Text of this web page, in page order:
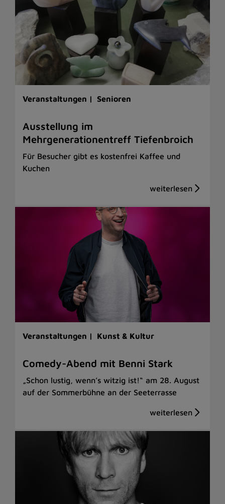
Veranstaltungen | Senioren
Ausstellung im
Mehrgenerationentreff Tiefenbroich
Für Besucher gibt es kostenfrei Kaffee und
Kuchen
Veranstaltungen | Kunst & Kultur
Comedy-Abend mit Benni Stark
„Schon lustig, wenn’s witzig ist!“ am 28. August
auf der Sommerbühne an der Seeterrasse